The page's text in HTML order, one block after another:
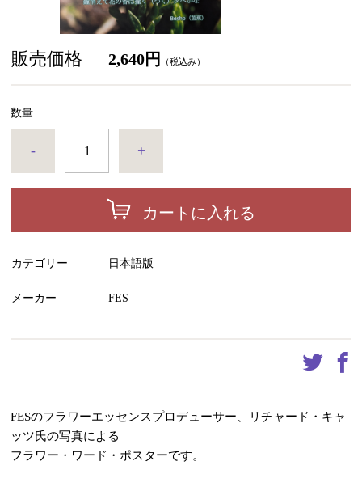
販売価格 2,640円 （税込み）
数量
- +
カートに入れる
カテゴリー 日本語版
メーカー FES
FESのフラワーエッセンスプロデューサー、リチャード・キャ
ッツ氏の写真による
フラワー・ワード・ポスターです。